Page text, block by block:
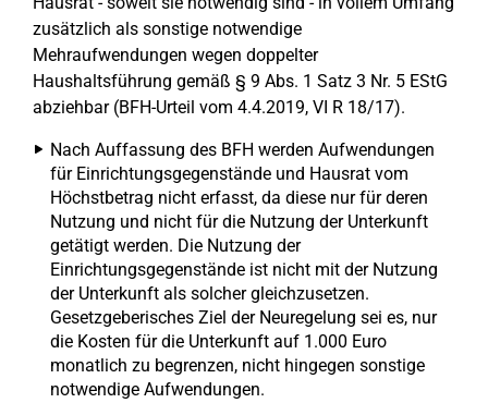
zusätzlich als sonstige notwendige
Mehraufwendungen wegen doppelter
Haushaltsführung gemäß § 9 Abs. 1 Satz 3 Nr. 5 EStG
abziehbar (BFH-Urteil vom 4.4.2019, VI R 18/17).
Nach Auffassung des BFH werden Aufwendungen
für Einrichtungsgegenstände und Hausrat vom
Höchstbetrag nicht erfasst, da diese nur für deren
Nutzung und nicht für die Nutzung der Unterkunft
getätigt werden. Die Nutzung der
Einrichtungsgegenstände ist nicht mit der Nutzung
der Unterkunft als solcher gleichzusetzen.
Gesetzgeberisches Ziel der Neuregelung sei es, nur
die Kosten für die Unterkunft auf 1.000 Euro
monatlich zu begrenzen, nicht hingegen sonstige
notwendige Aufwendungen.